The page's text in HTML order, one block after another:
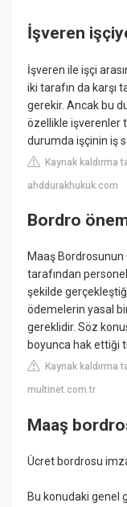
İşveren
İşveren ile işçi
iki tarafın da karşı
gerekir. Ancak bu
özellikle işverenler
durumda işçinin iş
Kaynak kaldırma
ahddurakhukuk.com
Bordro
Maaş
tarafından
şekilde
ödemelerin yasal
gereklidir. Söz
boyunca hak ettiği
Kaynak kaldırma
multinet.com.tr
Maaş
Ücret bordrosu
Bu konudaki genel